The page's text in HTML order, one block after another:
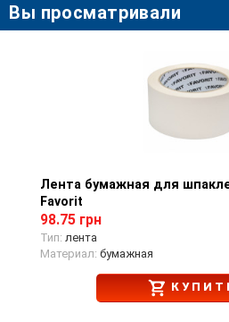
Вы просматривали
Просмотр
Лента бумажная для
Favorit
98.75 грн
Тип: лента
Материал: бумажная